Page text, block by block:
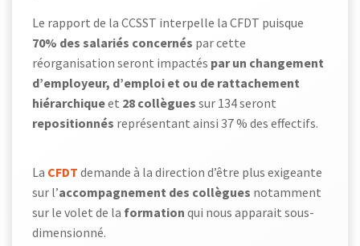
Le rapport de la CCSST interpelle la CFDT puisque
70% des salariés concernés par cette
réorganisation seront impactés par un changement
d’employeur, d’emploi et ou de rattachement
hiérarchiqueet 28 collègues sur 134 seront
repositionnés représentant ainsi 37 % des effectifs.
La CFDT demande à la direction d’être plus exigeante
sur l’accompagnement des collègues notamment
sur le volet de la formation qui nous apparait sous-
dimensionné.